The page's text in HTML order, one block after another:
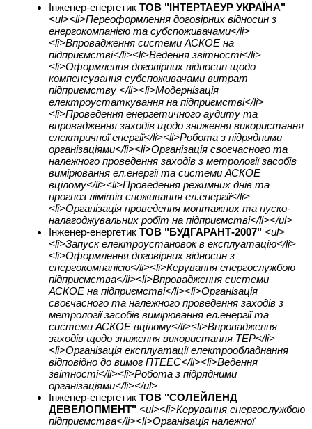
Інженер-енергетик ТОВ "ІНТЕРТАЕУР УКРАЇНА"
<ul><li>Переоформлення договірних відносин з
енергокомпанією та субспоживачами</li>
<li>Впровадження системи АСКОЕ на
підприємстві</li><li>Ведення звітності</li>
<li>Оформлення договірних відносин щодо
компенсування субспоживачами витрат
підприємству </li><li>Модернізація
електроустаткування на підприємстві</li>
<li>Проведення енергетичного аудиту та
впровадження заходів щодо зниження використання
електричної енергії</li><li>Робота з підрядними
організаціями</li><li>Організація своєчасного та
належного проведення заходів з метрології засобів
вимірювання ел.енергії та системи АСКОЕ
вцілому</li><li>Проведення режимних днів та
прогноз лімітів споживання ел.енергії</li>
<li>Організація проведення монтажних та пуско-
налагоджувальних робіт на підприємстві</li></ul>
Інженер-енергетик ТОВ "БУДГАРАНТ-2007" <ul>
<li>Запуск електроустановок в експлуатацію</li>
<li>Оформлення договірних відносин з
енергокомпанією</li><li>Керування енергослужбою
підприємства</li><li>Впровадження системи
АСКОЕ на підприємстві</li><li>Організація
своєчасного та належного проведення заходів з
метрології засобів вимірювання ел.енергії та
системи АСКОЕ вцілому</li><li>Впровадження
заходів щодо зниження використання ТЕР</li>
<li>Організація експлуатації електрообладнання
відповідно до вимог ПТЕЕС</li><li>Ведення
звітності</li><li>Робота з підрядними
організаціями</li></ul>
Інженер-енергетик ТОВ "СОЛЕЙЛЕНД
ДЕВЕЛОПМЕНТ" <ul><li>Керування енергослужбою
підприємства</li><li>Організація належної